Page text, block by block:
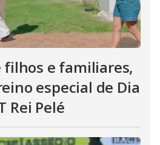
filhos e familiares,
especial de Dia
Rei Pelé